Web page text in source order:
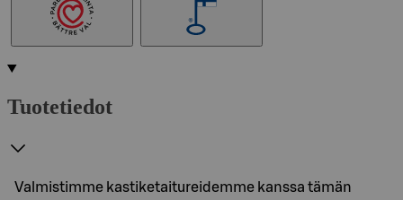
Tuotetiedot
Valmistimme kastiketaitureidemme kanssa tämän